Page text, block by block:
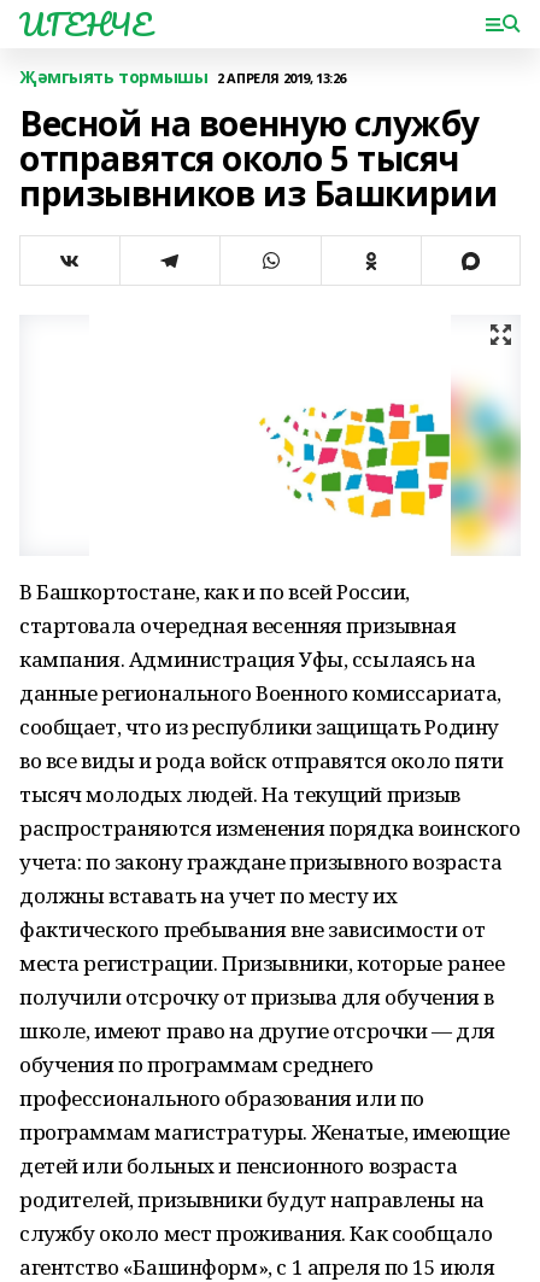
ИГЕНЧЕ
Җәмгыять тормышы 2 АПРЕЛЯ 2019, 13:26
Весной на военную службу
отправятся около 5 тысяч
призывников из Башкирии
В Башкортостане, как и по всей России,
стартовала очередная весенняя призывная
кампания. Администрация Уфы, ссылаясь на
данные регионального Военного комиссариата,
сообщает, что из республики защищать Родину
во все виды и рода войск отправятся около пяти
тысяч молодых людей. На текущий призыв
распространяются изменения порядка воинского
учета: по закону граждане призывного возраста
должны вставать на учет по месту их
фактического пребывания вне зависимости от
места регистрации. Призывники, которые ранее
получили отсрочку от призыва для обучения в
школе, имеют право на другие отсрочки — для
обучения по программам среднего
профессионального образования или по
программам магистратуры. Женатые, имеющие
детей или больных и пенсионного возраста
родителей, призывники будут направлены на
службу около мест проживания. Как сообщало
агентство «Башинформ», с 1 апреля по 15 июля